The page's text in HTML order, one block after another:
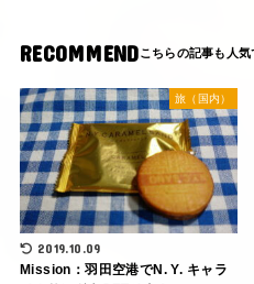
RECOMMEND
旅（国内）
2019.10.09
Mission：羽田空港でN. Y. キャラ